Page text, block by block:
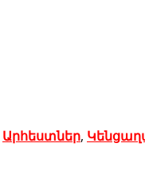
Արհեստներ,